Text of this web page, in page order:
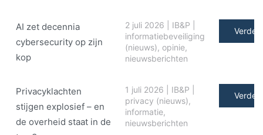
AI zet decennia
cybersecurity op zijn
kop
2 juli 2026 IB&P
informatiebeveiliging
(nieuws), opinie,
nieuwsberichten
Verder
Privacyklachten
stijgen explosief – en
de overheid staat in de
1 juli 2026 IB&P
privacy (nieuws),
informatie,
nieuwsberichten
Verder